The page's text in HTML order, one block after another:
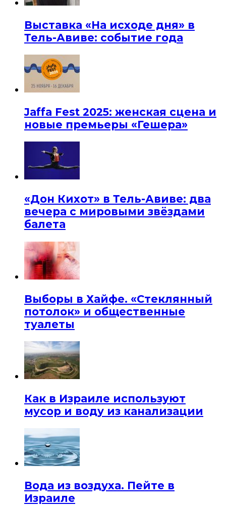
Выставка «На исходе дня» в
Тель-Авиве: событие года
Jaffa Fest 2025: женская сцена и
новые премьеры «Гешера»
«Дон Кихот» в Тель-Авиве: два
вечера с мировыми звёздами
балета
Выборы в Хайфе. «Стеклянный
потолок» и общественные
туалеты
Как в Израиле используют
мусор и воду из канализации
Вода из воздуха. Пейте в
Израиле